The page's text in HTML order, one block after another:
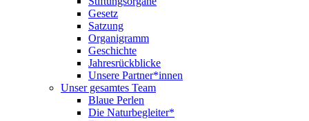
Gesetz
Satzung
Organigramm
Geschichte
Jahresrückblicke
Unsere Partner*innen
Unser gesamtes Team
Blaue Perlen
Die Naturbegleiter*